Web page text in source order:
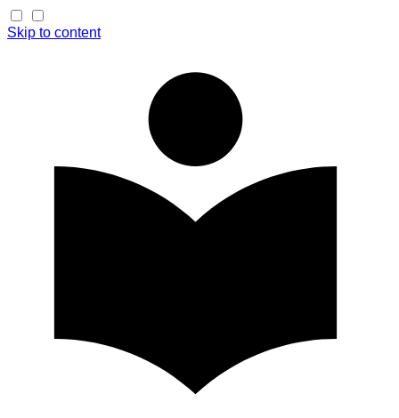
Skip to content